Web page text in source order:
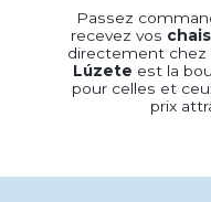
Passez
recevez vos
directement chez
Lúzete est la
pour celles et
prix